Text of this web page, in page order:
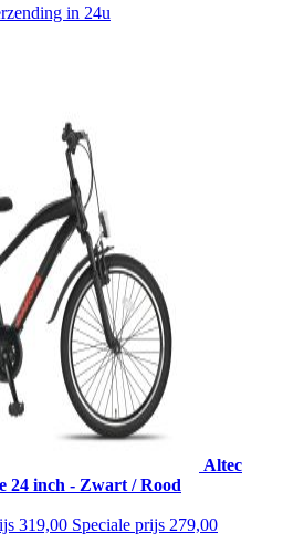
in 24u
Altec
24 inch - Zwart / Rood
319,00 Speciale prijs 279,00